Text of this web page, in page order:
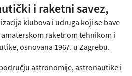
i raketni savez,
klubova i udruga koji se bave
raketnom tehnikom i
osnovana 1967. u Zagrebu.
astronomije, astronautike i